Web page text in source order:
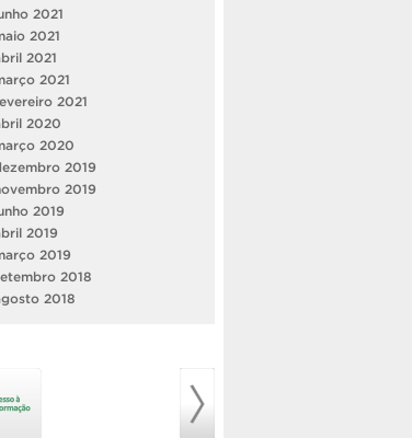
2021
2021
2021
2021
2021
2020
2020
2019
2019
2019
2019
2019
2018
2018